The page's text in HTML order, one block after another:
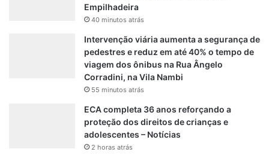
Empilhadeira
40 minutos atrás
Intervenção viária aumenta a segurança de
pedestres e reduz em até 40% o tempo de
viagem dos ônibus na Rua Ângelo
Corradini, na Vila Nambi
55 minutos atrás
ECA completa 36 anos reforçando a
proteção dos direitos de crianças e
adolescentes – Notícias
2 horas atrás